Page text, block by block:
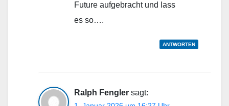
Future aufgebracht und lass
es so….
ANTWORTEN
Ralph Fengler sagt: